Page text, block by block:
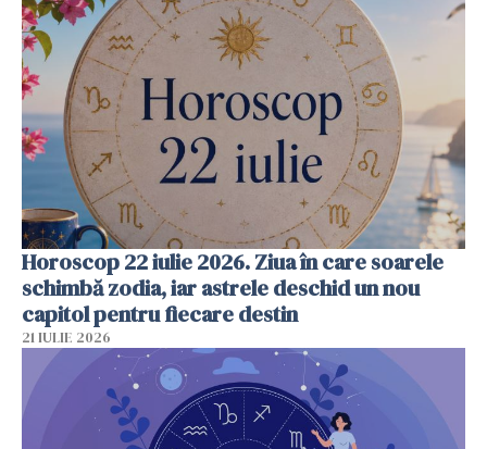
Horoscop 22 iulie 2026. Ziua în care soarele
schimbă zodia, iar astrele deschid un nou
capitol pentru fiecare destin
21 IULIE 2026